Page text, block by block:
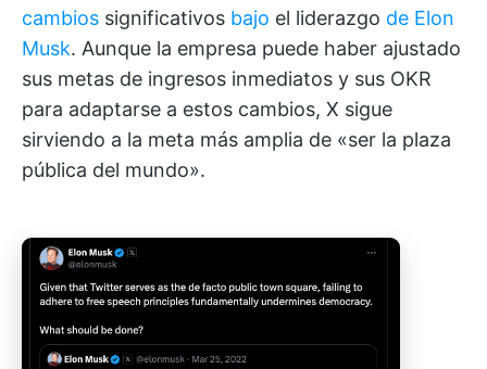
cambios significativos bajo el liderazgo de Elon
Musk. Aunque la empresa puede haber ajustado
sus metas de ingresos inmediatos y sus OKR
para adaptarse a estos cambios, X sigue
sirviendo a la meta más amplia de «ser la plaza
pública del mundo».